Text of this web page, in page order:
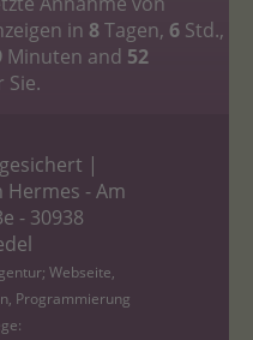
in 8Tagen, 6Std.,
Minuten and 51
Sie.
|
Hermes - Am
- 30938
Webseite,
Programmierung